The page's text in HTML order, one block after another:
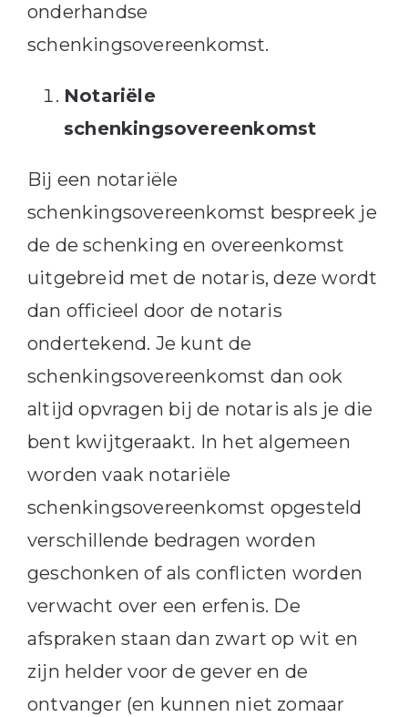
onderhandse
schenkingsovereenkomst.
Notariële
schenkingsovereenkomst
Bij een notariële
schenkingsovereenkomst bespreek je
de de schenking en overeenkomst
uitgebreid met de notaris, deze wordt
dan officieel door de notaris
ondertekend. Je kunt de
schenkingsovereenkomst dan ook
altijd opvragen bij de notaris als je die
bent kwijtgeraakt. In het algemeen
worden vaak notariële
schenkingsovereenkomst opgesteld
verschillende bedragen worden
geschonken of als conflicten worden
verwacht over een erfenis. De
afspraken staan dan zwart op wit en
zijn helder voor de gever en de
ontvanger (en kunnen niet zomaar